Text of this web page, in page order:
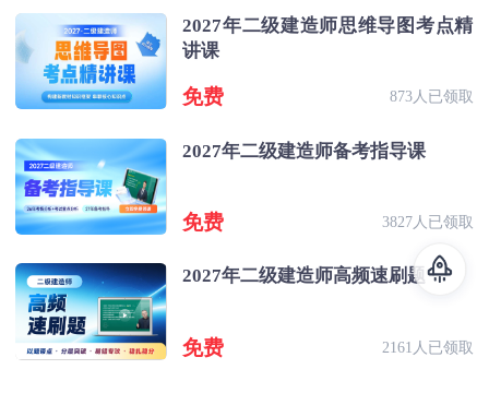
2027年二级建造师思维导图考点精
讲课
免费 873人已领取
2027年二级建造师备考指导课
免费 3827人已领取
2027年二级建造师高频速刷题
免费 2161人已领取